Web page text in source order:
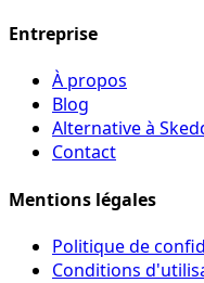
Entreprise
À propos
Blog
Alternative à
Contact
Mentions légales
Politique de
Conditions